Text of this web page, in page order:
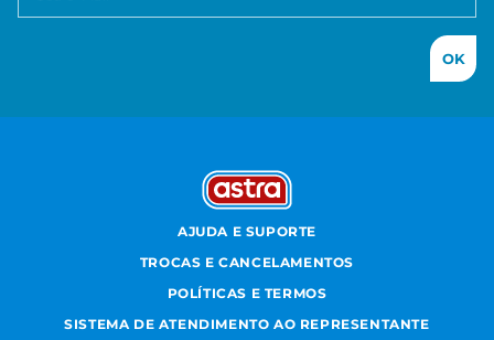
OK
AJUDA E SUPORTE
TROCAS E CANCELAMENTOS
POLÍTICAS E TERMOS
SISTEMA DE ATENDIMENTO AO REPRESENTANTE